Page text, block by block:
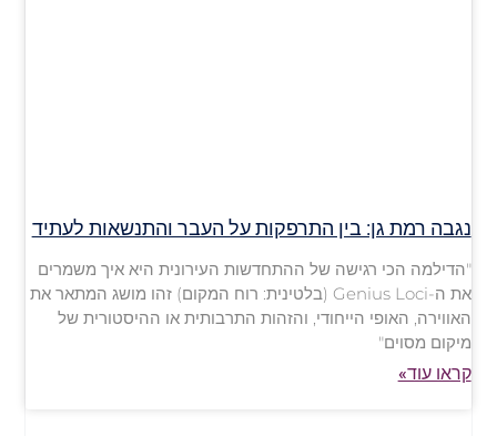
נגבה רמת גן: בין התרפקות על העבר והתנשאות לעתיד
"הדילמה הכי רגישה של ההתחדשות העירונית היא איך משמרים
את ה-Genius Loci (בלטינית: רוח המקום) זהו מושג המתאר את
האווירה, האופי הייחודי, והזהות התרבותית או ההיסטורית של
מיקום מסוים"
קראו עוד»